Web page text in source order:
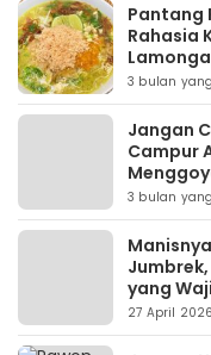
Pantang
Rahasia
3 bulan
Jangan
Campur
3 bulan
yang
27 April 2026